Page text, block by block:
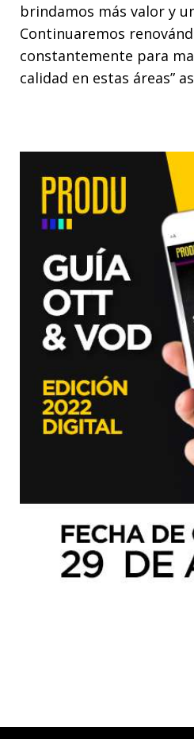
brindamos más valor y
Continuaremos
constantemente para
calidad en estas áreas”